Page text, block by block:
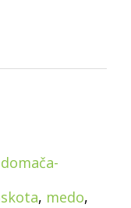
domača-
, medo,